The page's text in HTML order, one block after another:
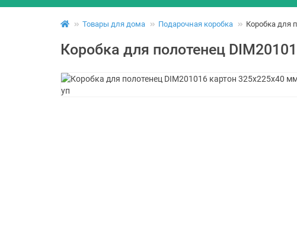
Товары для дома Подарочная коробка Коробка для
Коробка для полотенец